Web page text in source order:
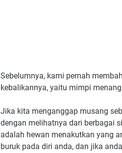
Sebelumnya, kami pernah
kebalikannya, yaitu mimpi
Jika kita menganggap musang
dengan melihatnya dari berbagai
adalah hewan menakutkan yang
buruk pada diri anda, dan jika